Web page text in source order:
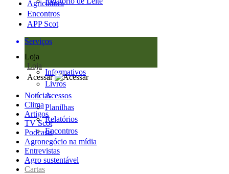
Agricultura
Encontros
APP Scot
Serviços
Loja
Loja
Informativos
Livros
Acessos
Planilhas
Relatórios
Encontros
Acessar
Notícias
Clima
Artigos
TV Scot
Podcasts
Agronegócio na mídia
Entrevistas
Agro sustentável
Cartas